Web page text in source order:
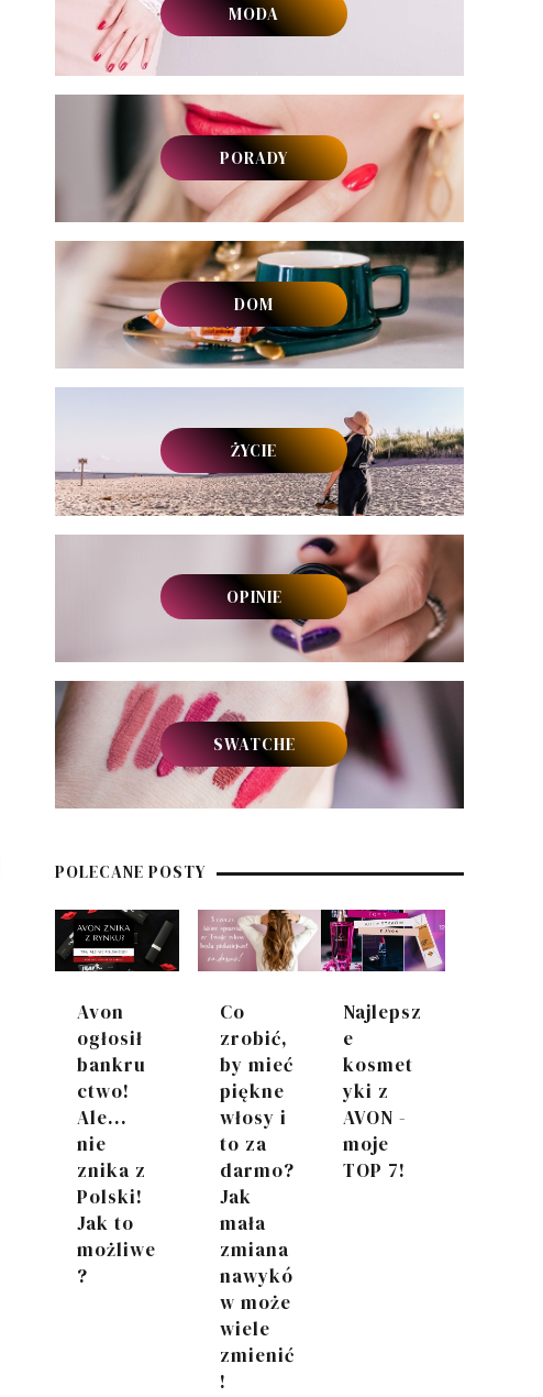
MODA
PORADY
DOM
ŻYCIE
OPINIE
SWATCHE
POLECANE POSTY
Avon
ogłosił
bankru
ctwo!
Ale...
nie
znika z
Polski!
Jak to
możliwe
?
Co
zrobić,
by mieć
piękne
włosy i
to za
darmo?
Jak
mała
zmiana
nawykó
w może
wiele
zmienić
!
Najlepsz
e
kosmet
yki z
AVON -
moje
TOP 7!